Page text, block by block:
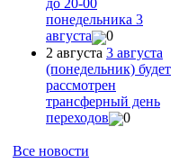
до 20-00
понедельника 3
августа
0
2 августа 3 августа
(понедельник) будет
рассмотрен
трансферный день
переходов
0
Все новости